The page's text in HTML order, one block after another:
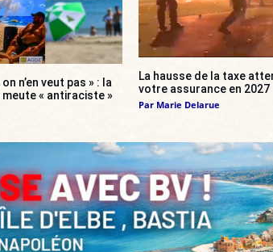
n’en veut pas » : la
meute « antiraciste »
La hausse de la taxe
votre assurance en 2027
Par Marie Delarue